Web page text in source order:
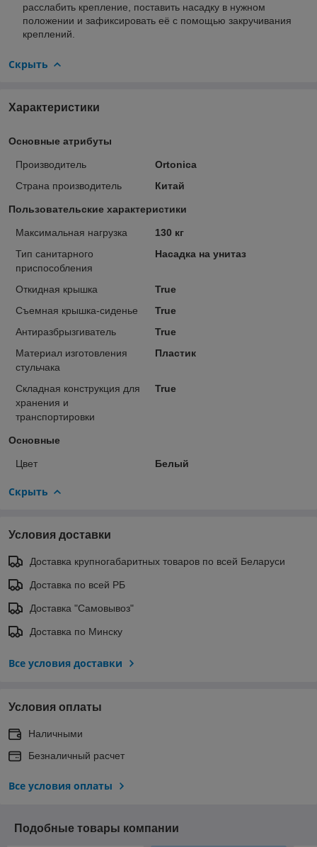
расслабить крепление, поставить насадку в нужном
положении и зафиксировать её с помощью закручивания
креплений.
Скрыть
Характеристики
Основные атрибуты
Производитель
Ortonica
Страна производитель
Китай
Пользовательские характеристики
Максимальная нагрузка
130 кг
Тип санитарного
приспособления
Насадка на унитаз
Откидная крышка
True
Съемная крышка-сиденье
True
Антиразбрызгиватель
True
Материал изготовления
стульчака
Пластик
Складная конструкция для
хранения и
транспортировки
True
Основные
Цвет Белый
Скрыть
Условия доставки
Доставка крупногабаритных товаров по всей Беларуси
Доставка по всей РБ
Доставка "Самовывоз"
Доставка по Минску
Все условия доставки
Условия оплаты
Наличными
Безналичный расчет
Все условия оплаты
Подобные товары компании